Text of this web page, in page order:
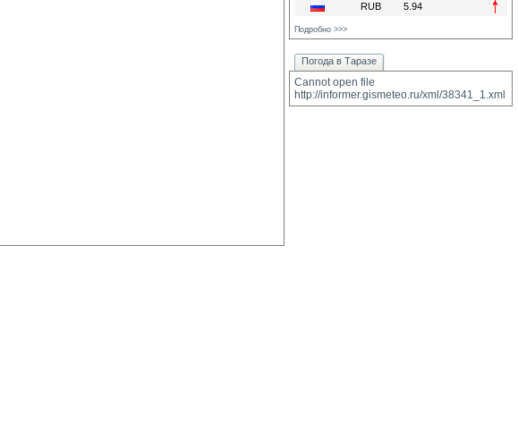
RUB
5.94
Подробно >>>
Погода в Таразе
Cannot open file
http://informer.gismeteo.ru/xml/38341_1.xml